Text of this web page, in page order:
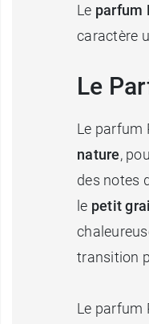
Le parfum
caractère
Le
Le parfum
nature,
des notes
le petit
transition
Le parfum